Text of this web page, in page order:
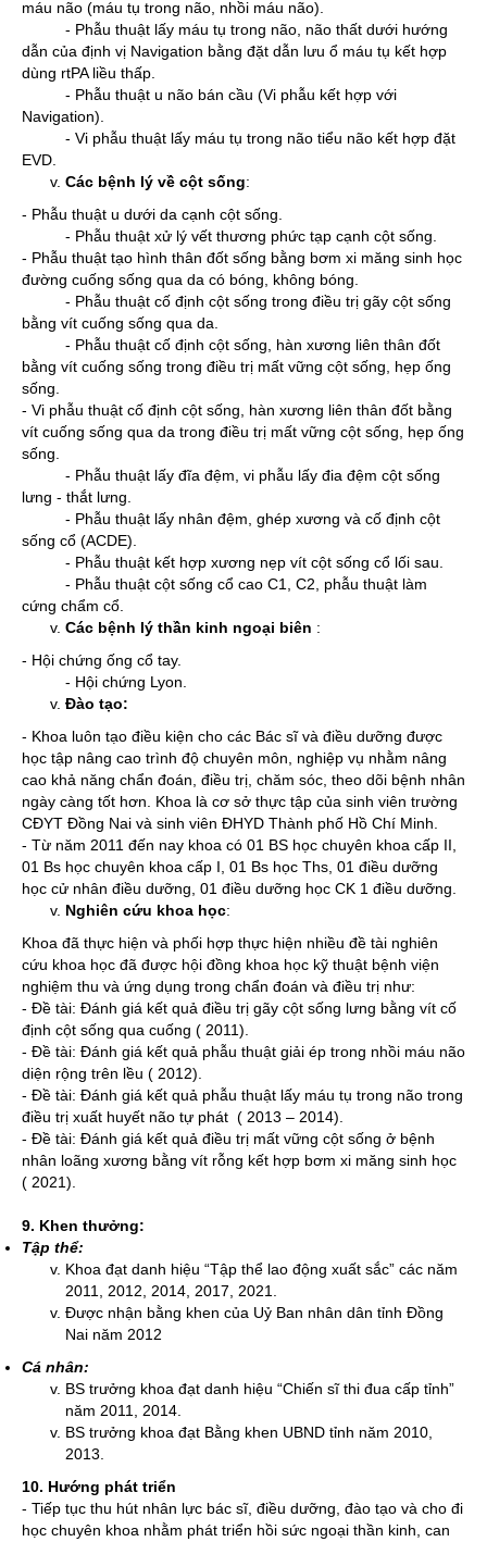
máu não (máu tụ trong não, nhồi máu não).
- Phẫu thuật lấy máu tụ trong não, não thất dưới hướng
dẫn của định vị Navigation bằng đặt dẫn lưu ổ máu tụ kết hợp
dùng rtPA liều thấp.
- Phẫu thuật u não bán cầu (Vi phẫu kết hợp với
Navigation).
- Vi phẫu thuật lấy máu tụ trong não tiểu não kết hợp đặt
EVD.
Các bệnh lý về cột sống:
- Phẫu thuật u dưới da cạnh cột sống.
- Phẫu thuật xử lý vết thương phức tạp cạnh cột sống.
- Phẫu thuật tạo hình thân đốt sống bằng bơm xi măng sinh học
đường cuống sống qua da có bóng, không bóng.
- Phẫu thuật cố định cột sống trong điều trị gãy cột sống
bằng vít cuống sống qua da.
- Phẫu thuật cố định cột sống, hàn xương liên thân đốt
bằng vít cuống sống trong điều trị mất vững cột sống, hẹp ống
sống.
- Vi phẫu thuật cố định cột sống, hàn xương liên thân đốt bằng
vít cuống sống qua da trong điều trị mất vững cột sống, hẹp ống
sống.
- Phẫu thuật lấy đĩa đệm, vi phẫu lấy đia đệm cột sống
lưng - thắt lưng.
- Phẫu thuật lấy nhân đệm, ghép xương và cố định cột
sống cổ (ACDE).
- Phẫu thuật kết hợp xương nẹp vít cột sống cổ lối sau.
- Phẫu thuật cột sống cổ cao C1, C2, phẫu thuật làm
cứng chẩm cổ.
Các bệnh lý thần kinh ngoại biên :
- Hội chứng ống cổ tay.
- Hội chứng Lyon.
Đào tạo:
- Khoa luôn tạo điều kiện cho các Bác sĩ và điều dưỡng được
học tập nâng cao trình độ chuyên môn, nghiệp vụ nhằm nâng
cao khả năng chẩn đoán, điều trị, chăm sóc, theo dõi bệnh nhân
ngày càng tốt hơn. Khoa là cơ sở thực tập của sinh viên trường
CĐYT Đồng Nai và sinh viên ĐHYD Thành phố Hồ Chí Minh.
- Từ năm 2011 đến nay khoa có 01 BS học chuyên khoa cấp II,
01 Bs học chuyên khoa cấp I, 01 Bs học Ths, 01 điều dưỡng
học cử nhân điều dưỡng, 01 điều dưỡng học CK 1 điều dưỡng.
Nghiên cứu khoa học:
Khoa đã thực hiện và phối hợp thực hiện nhiều đề tài nghiên
cứu khoa học đã được hội đồng khoa học kỹ thuật bệnh viện
nghiệm thu và ứng dụng trong chẩn đoán và điều trị như:
- Đề tài: Đánh giá kết quả điều trị gãy cột sống lưng bằng vít cố
định cột sống qua cuống ( 2011).
- Đề tài: Đánh giá kết quả phẫu thuật giải ép trong nhồi máu não
diện rộng trên lều ( 2012).
- Đề tài: Đánh giá kết quả phẫu thuật lấy máu tụ trong não trong
điều trị xuất huyết não tự phát ( 2013 – 2014).
- Đề tài: Đánh giá kết quả điều trị mất vững cột sống ở bệnh
nhân loãng xương bằng vít rỗng kết hợp bơm xi măng sinh học
( 2021).
9. Khen thưởng:
Tập thể:
Khoa đạt danh hiệu “Tập thể lao động xuất sắc” các năm
2011, 2012, 2014, 2017, 2021.
Được nhận bằng khen của Uỷ Ban nhân dân tỉnh Đồng
Nai năm 2012
Cá nhân:
BS trưởng khoa đạt danh hiệu “Chiến sĩ thi đua cấp tỉnh”
năm 2011, 2014.
BS trưởng khoa đạt Bằng khen UBND tỉnh năm 2010,
2013.
10. Hướng phát triển
- Tiếp tục thu hút nhân lực bác sĩ, điều dưỡng, đào tạo và cho đi
học chuyên khoa nhằm phát triển hồi sức ngoại thần kinh, can